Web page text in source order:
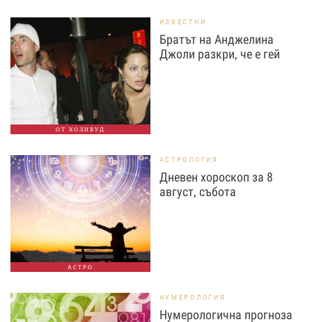
ОТ ХОЛИВУД
ИЗВЕСТНИ
Братът на Анджелина
Джоли разкри, че е гей
АСТРО
АСТРОЛОГИЯ
Дневен хороскоп за 8
август, събота
НУМЕРОЛОГИЯ
Нумерологична прогноза